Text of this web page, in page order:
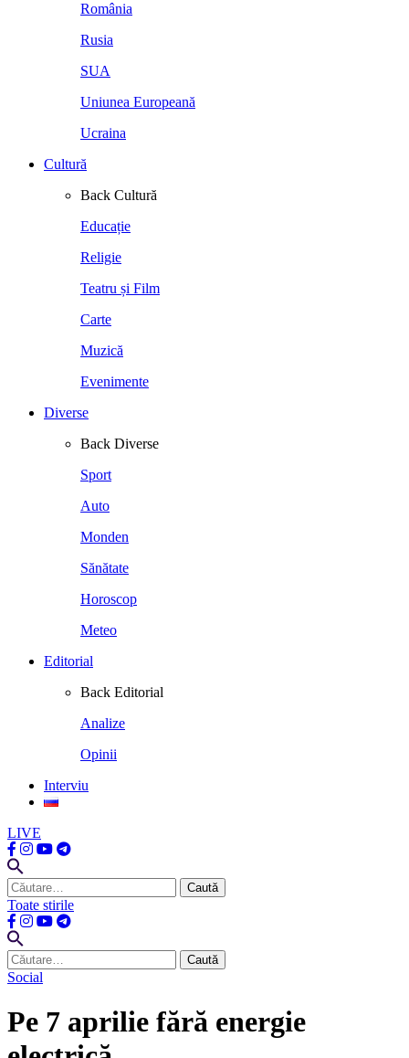
România
Rusia
SUA
Uniunea Europeană
Ucraina
Cultură
Back Cultură
Educație
Religie
Teatru și Film
Carte
Muzică
Evenimente
Diverse
Back Diverse
Sport
Auto
Monden
Sănătate
Horoscop
Meteo
Editorial
Back Editorial
Analize
Opinii
Interviu
LIVE
Caută
după:
Toate stirile
Caută
după:
Social
Pe 7 aprilie fără energie